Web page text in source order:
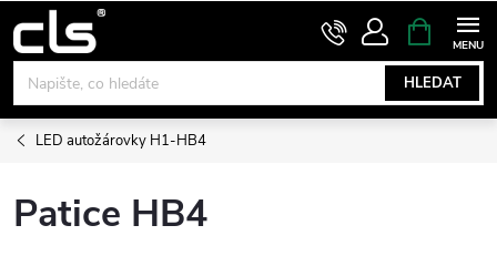
na
obsah
HLEDAT
NÁKUPNÍ
KOŠÍK
LED autožárovky H1-HB4
Patice HB4